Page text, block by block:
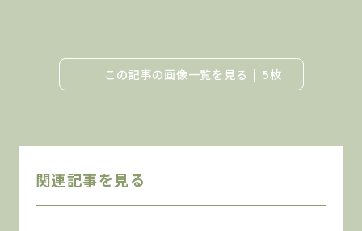
この記事の画像一覧を見る 5枚
関連記事を見る